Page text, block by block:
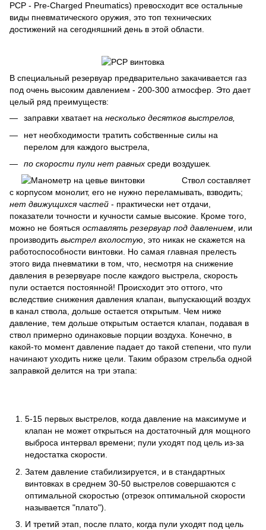
PCP - Pre-Charged Pneumatics) превосходит все остальные
виды пневматического оружия, это топ технических
достижений на сегодняшний день в этой области.
В специальный резервуар предварительно закачивается газ
под очень высоким давлением - 200-300 атмосфер. Это дает
целый ряд преимуществ:
заправки хватает на несколько десятков выстрелов,
нет необходимости тратить собственные силы на
перелом для каждого выстрела,
по скорости пули нет равных среди воздушек
Ствол составляет
с корпусом монолит, его не нужно переламывать, взводить;
нет движущихся частей - практически нет отдачи,
показатели точности и кучности самые высокие. Кроме того,
можно не бояться оставлять резервуар под давлением, или
производить выстрел вхолостую, это никак не скажется на
работоспособности винтовки. Но самая главная прелесть
этого вида пневматики в том, что, несмотря на снижение
давления в резервуаре после каждого выстрела, скорость
пули остается постоянной! Происходит это оттого, что
вследствие снижения давления клапан, выпускающий воздух
в канал ствола, дольше остается открытым. Чем ниже
давление, тем дольше открытым остается клапан, подавая в
ствол примерно одинаковые порции воздуха. Конечно, в
какой-то момент давление падает до такой степени, что пули
начинают уходить ниже цели. Таким образом стрельба одной
заправкой делится на три этапа:
5-15 первых выстрелов, когда давление на максимуме и
клапан не может открыться на достаточный для мощного
выброса интервал времени; пули уходят под цель из-за
недостатка скорости.
Затем давление стабилизируется, и в стандартных
винтовках в среднем 30-50 выстрелов совершаются с
оптимальной скоростью (отрезок оптимальной скорости
называется "плато").
И третий этап, после плато, когда пули уходят под цель